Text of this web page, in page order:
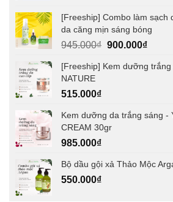
[Freeship] Combo làm sạch
da căng mịn sáng bóng
945.000₫ Giá
là:
900.000₫Giá
tại
[Freeship] Kem dưỡng
NATURE
515.000₫
Kem dưỡng da trắng sáng -
CREAM 30gr
985.000₫
Bộ dầu gội xả Thảo Mộc
550.000₫